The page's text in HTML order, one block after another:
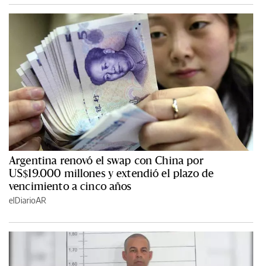
Argentina renovó el swap con China por
US$19.000 millones y extendió el plazo de
vencimiento a cinco años
elDiarioAR